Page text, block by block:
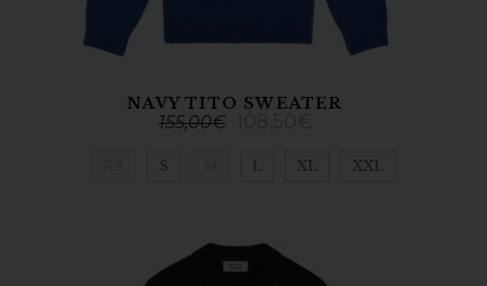
NAVY TITO SWEATER
155,00€ 108,50€
S L XL XXL